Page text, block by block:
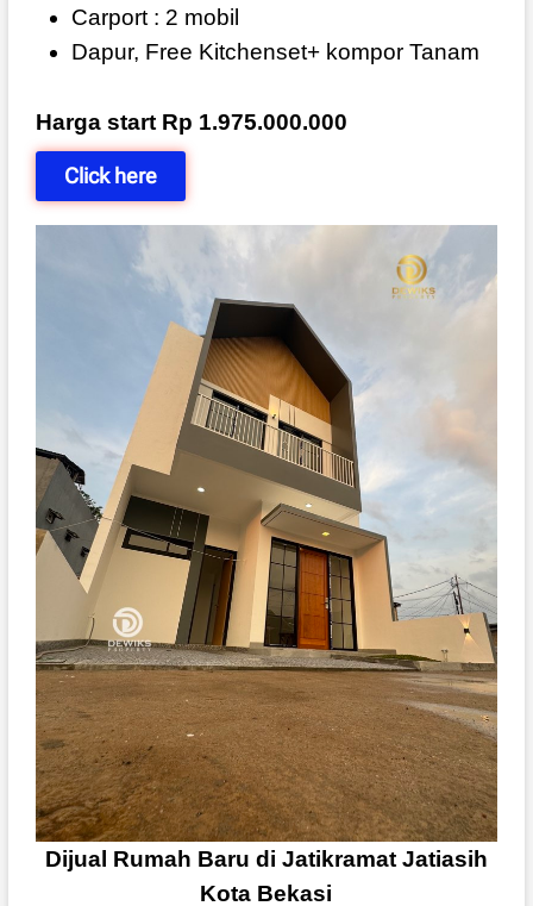
Carport : 2 mobil
Dapur, Free Kitchenset+ kompor Tanam
Harga start Rp 1.975.000.000
Click here
Dijual Rumah Baru di Jatikramat Jatiasih
Kota Bekasi